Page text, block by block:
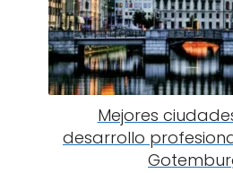
Mejores
desarrollo